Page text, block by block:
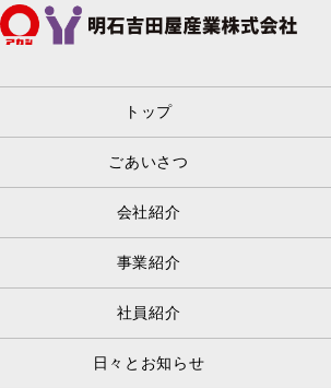
トップ
ごあいさつ
会社紹介
事業紹介
社員紹介
日々とお知らせ